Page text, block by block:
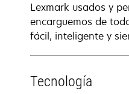
Lexmark usados y
encarguemos de
fácil, inteligente y
Tecnología